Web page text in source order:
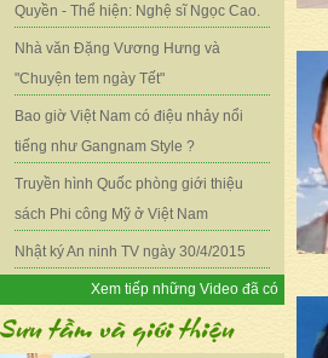
Quyền - Thể hiện: Nghệ sĩ Ngọc Cao.
Nhà văn Đặng Vương Hưng và
"Chuyện tem ngày Tết"
Bao giờ Việt Nam có điệu nhảy nổi
tiếng như Gangnam Style ?
Truyền hình Quốc phòng giới thiệu
sách Phi công Mỹ ở Việt Nam
Nhật ký An ninh TV ngày 30/4/2015
Xem tiếp những Video đã có